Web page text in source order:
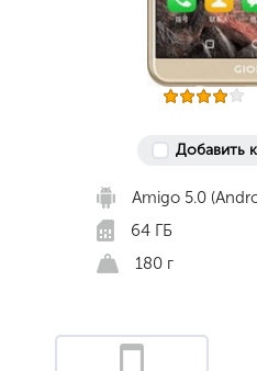
Добавить
Amigo 5.0
64 ГБ
180 г